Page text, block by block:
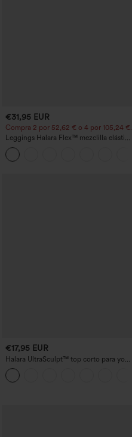
€31,95 EUR
Compra 2 por 52,62 € o 4 por 105,24 €.
Leggings Halara Flex™ mezclilla elástico
bolsillo lateral trasero tiro alto
€17,95 EUR
Halara UltraSculpt™ top corto para yoga
con tirantes dobles y espalda
descubierta retorcida